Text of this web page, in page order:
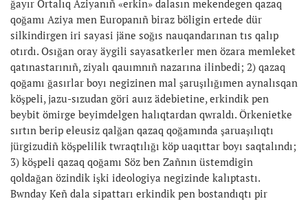
ğayır Ortalıq Aziyanıñ «erkin» dalasın mekendegen qazaq
qoğamı Aziya men Europanıñ biraz böligin ertede dür
silkindirgen iri sayasi jäne soğıs nauqandarınan tıs qalıp
otırdı. Osığan oray äygili sayasatkerler men özara memleket
qatınastarınıñ, ziyalı qauımnıñ nazarına ilinbedi; 2) qazaq
qoğamı ğasırlar boyı negizinen mal şaruşılığımen aynalısqan
köşpeli, jazu-sızudan göri auız ädebietine, erkindik pen
beybit ömirge beyimdelgen halıqtardan qwraldı. Örkenietke
sırtın berip eleusiz qalğan qazaq qoğamında şaruaşılıqtı
jürgizudiñ köşpelilik twraqtılığı köp uaqıttar boyı saqtalındı;
3) köşpeli qazaq qoğamı Söz ben Zañnın üstemdigin
qoldağan özindik işki ideologiya negizinde kalıptastı.
Bwnday Keñ dala sipattarı erkindik pen bostandıqtı pir